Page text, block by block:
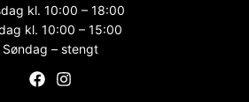
kl. 10:00 – 18:00
kl. 10:00 – 15:00
Søndag – stengt